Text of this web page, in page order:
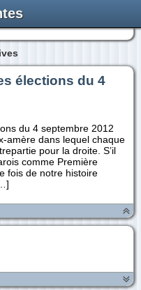
élections du 4
du 4 septembre 2012
amère dans lequel chaque
pour la droite. S’il
comme Première
fois de notre histoire